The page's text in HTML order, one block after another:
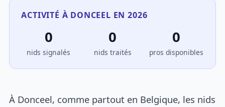
ACTIVITÉ À DONCEEL EN 2026
0
nids signalés
0
nids traités
0
pros disponibles
À Donceel, comme partout en Belgique, les nids